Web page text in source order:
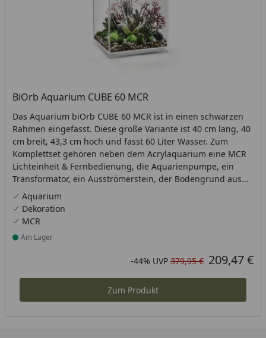
BiOrb Aquarium CUBE 60 MCR
Das Aquarium biOrb CUBE 60 MCR ist in einen schwarzen
Rahmen eingefasst. Diese große Variante ist 40 cm lang, 40
cm breit, 43,3 cm hoch und fasst 60 Liter Wasser. Zum
Komplettset gehören neben dem Acrylaquarium eine MCR
Lichteinheit & Fernbedienung, die Aquarienpumpe, ein
Transformator, ein Ausströmerstein, der Bodengrund aus
Keramik sowie eine Filterkartusche.
Aquarium
Dekoration
MCR
Produkt am Lager
Am Lager
Rabatt in Prozent
-44%
Ursprünglicher Preis
UVP 379,95 €
Aktueller Preis 209,47 €
Zum Produkt